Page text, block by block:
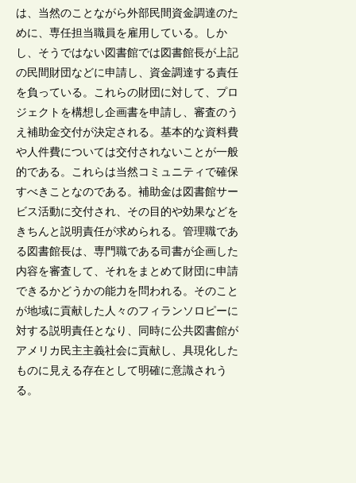
は、当然のことながら外部民間資金調達のた
めに、専任担当職員を雇用している。しか
し、そうではない図書館では図書館長が上記
の民間財団などに申請し、資金調達する責任
を負っている。これらの財団に対して、プロ
ジェクトを構想し企画書を申請し、審査のう
え補助金交付が決定される。基本的な資料費
や人件費については交付されないことが一般
的である。これらは当然コミュニティで確保
すべきことなのである。補助金は図書館サー
ビス活動に交付され、その目的や効果などを
きちんと説明責任が求められる。管理職であ
る図書館長は、専門職である司書が企画した
内容を審査して、それをまとめて財団に申請
できるかどうかの能力を問われる。そのこと
が地域に貢献した人々のフィランソロピーに
対する説明責任となり、同時に公共図書館が
アメリカ民主主義社会に貢献し、具現化した
ものに見える存在として明確に意識されう
る。